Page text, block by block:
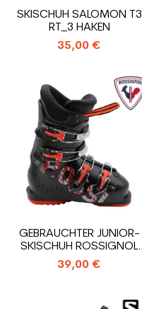
SKISCHUH SALOMON T3
RT_3 HAKEN
35,00 €
GEBRAUCHTER JUNIOR-
SKISCHUH ROSSIGNOL
COMP J4_4 HAKEN
39,00 €